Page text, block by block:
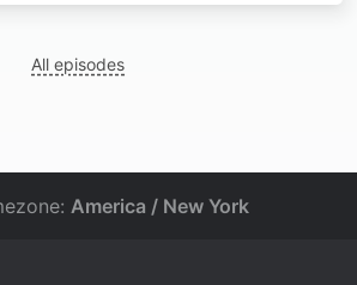
All episodes
America / New York